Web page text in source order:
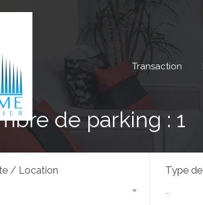
Transaction
de parking : 1
/ Location Type